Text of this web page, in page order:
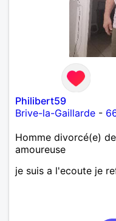
Philibert59
Brive-la-Gaillarde -
Homme divorcé(e)
amoureuse
je suis a l'ecoute je